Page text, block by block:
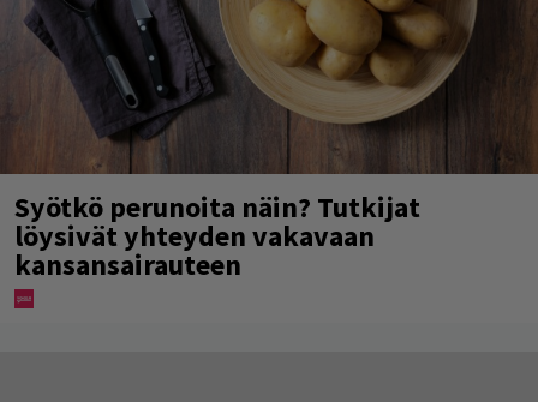
Syötkö perunoita näin? Tutkijat
löysivät yhteyden vakavaan
kansansairauteen